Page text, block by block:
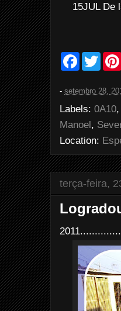
15JUL De
F
b
o
k
T
w
t
r
- setembro 28,
Labels: 0A10,
Manoel,
Location:
terça-feira,